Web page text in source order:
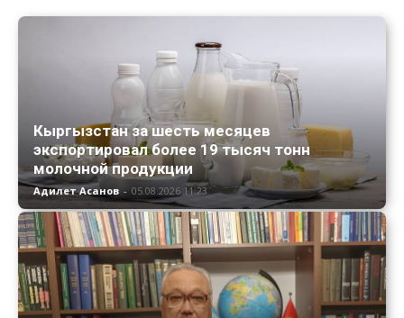
Кыргызстан за шесть месяцев
экспортировал более 19 тысяч тонн
молочной продукции
Адилет Асанов - 05.08.2026 11:23